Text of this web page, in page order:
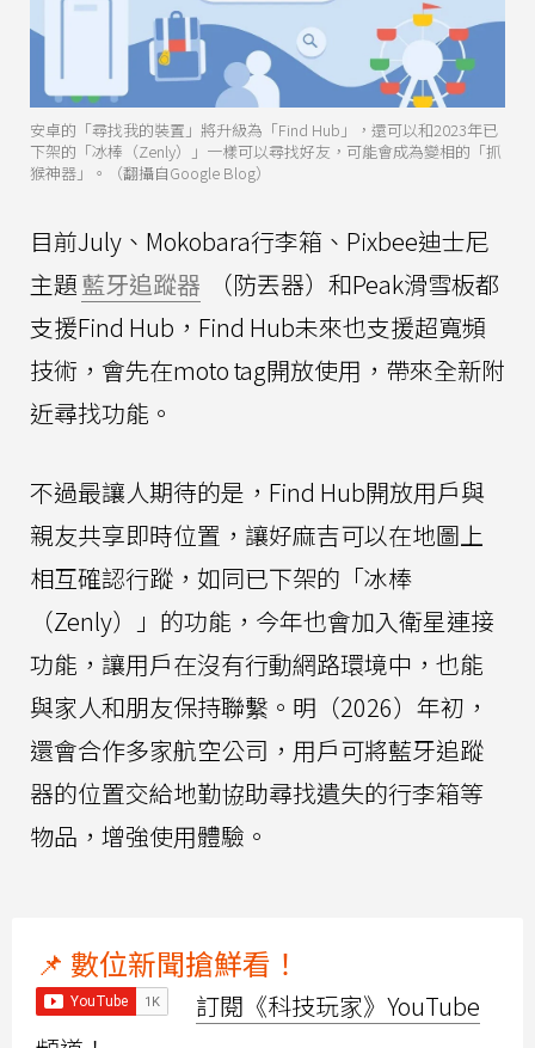
安卓的「尋找我的裝置」將升級為「Find Hub」，還可以和2023年已
下架的「冰棒（Zenly）」一樣可以尋找好友，可能會成為變相的「抓
猴神器」。（翻攝自Google Blog）
目前July、Mokobara行李箱、Pixbee迪士尼
主題藍牙追蹤器
（防丟器）和Peak滑雪板都
支援Find Hub，Find Hub未來也支援超寬頻
技術，會先在moto tag開放使用，帶來全新附
近尋找功能。
不過最讓人期待的是，Find Hub開放用戶與
親友共享即時位置，讓好麻吉可以在地圖上
相互確認行蹤，如同已下架的「冰棒
（Zenly）」的功能，今年也會加入衛星連接
功能，讓用戶在沒有行動網路環境中，也能
與家人和朋友保持聯繫。明（2026）年初，
還會合作多家航空公司，用戶可將藍牙追蹤
器的位置交給地勤協助尋找遺失的行李箱等
物品，增強使用體驗。
📌 數位新聞搶鮮看！
訂閱《科技玩家》YouTube